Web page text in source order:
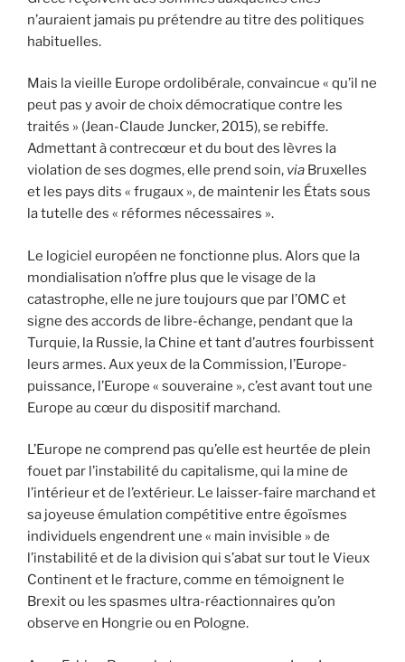
n’auraient jamais pu prétendre au titre des politiques
habituelles.
Mais la vieille Europe ordolibérale, convaincue « qu’il ne
peut pas y avoir de choix démocratique contre les
traités » (Jean-Claude Juncker, 2015), se rebiffe.
Admettant à contrecœur et du bout des lèvres la
violation de ses dogmes, elle prend soin, via Bruxelles
et les pays dits « frugaux », de maintenir les États sous
la tutelle des « réformes nécessaires ».
Le logiciel européen ne fonctionne plus. Alors que la
mondialisation n’offre plus que le visage de la
catastrophe, elle ne jure toujours que par l’OMC et
signe des accords de libre-échange, pendant que la
Turquie, la Russie, la Chine et tant d’autres fourbissent
leurs armes. Aux yeux de la Commission, l’Europe-
puissance, l’Europe « souveraine », c’est avant tout une
Europe au cœur du dispositif marchand.
L’Europe ne comprend pas qu’elle est heurtée de plein
fouet par l’instabilité du capitalisme, qui la mine de
l’intérieur et de l’extérieur. Le laisser-faire marchand et
sa joyeuse émulation compétitive entre égoïsmes
individuels engendrent une « main invisible » de
l’instabilité et de la division qui s’abat sur tout le Vieux
Continent et le fracture, comme en témoignent le
Brexit ou les spasmes ultra-réactionnaires qu’on
observe en Hongrie ou en Pologne.